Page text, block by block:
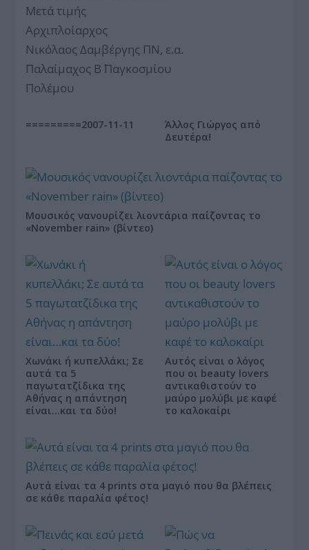
Μετά τιμής
Αρχιπλοίαρχος
Νικόλαος Δαμβέργης ΠΝ, ε.α.
Παλαίμαχος Β΄ Παγκοσμίου
Πολέμου
=========2007-11-11
Άλλος Γιώργος από
Δευτέρα!
Μουσικός νανουρίζει λιοντάρια παίζοντας το
«November rain» (βίντεο)
Χωνάκι ή κυπελλάκι; Σε
αυτά τα 5
παγωτατζίδικα της
Αθήνας η απάντηση
είναι…και τα δύο!
Αυτός είναι ο λόγος
που οι beauty lovers
αντικαθιστούν το
μαύρο μολύβι με καφέ
το καλοκαίρι
Αυτά είναι τα 4 prints στα μαγιό που θα βλέπεις
σε κάθε παραλία φέτος!